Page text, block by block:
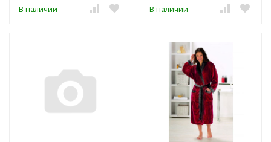
В наличии В наличии